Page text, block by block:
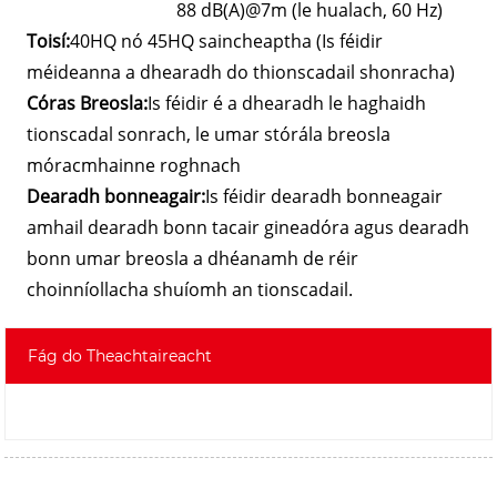
88 dB(A)@7m (le hualach, 60 Hz)
Toisí:40HQ nó 45HQ saincheaptha (Is féidir
méideanna a dhearadh do thionscadail shonracha)
Córas Breosla:Is féidir é a dhearadh le haghaidh
tionscadal sonrach, le umar stórála breosla
móracmhainne roghnach
Dearadh bonneagair:Is féidir dearadh bonneagair
amhail dearadh bonn tacair gineadóra agus dearadh
bonn umar breosla a dhéanamh de réir
choinníollacha shuíomh an tionscadail.
Fág do Theachtaireacht